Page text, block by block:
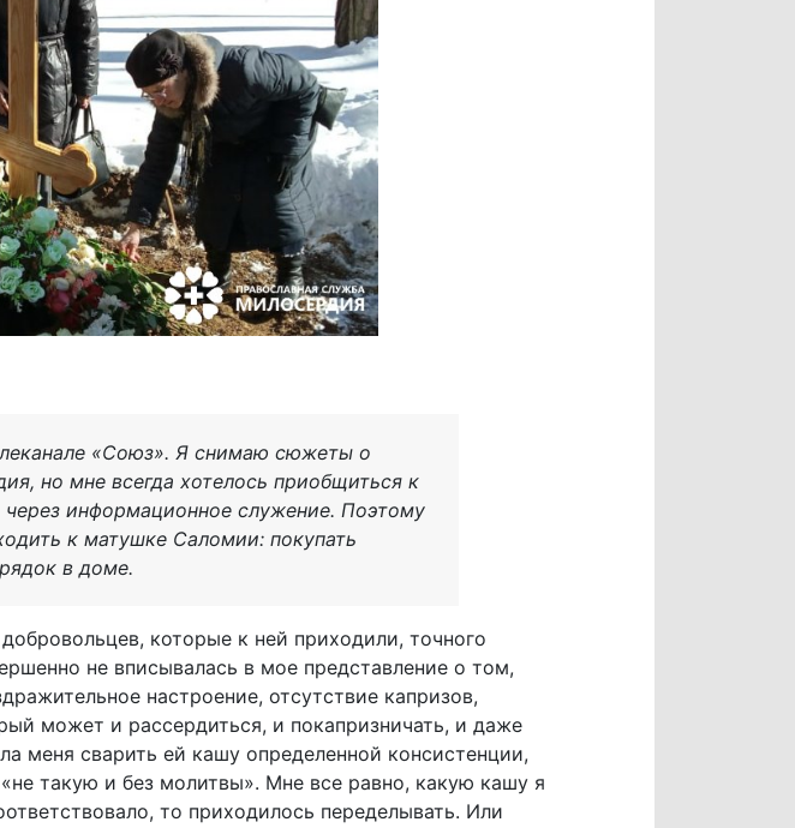
«Союз». Я снимаю сюжеты о
но мне всегда хотелось приобщиться к
информационное служение. Поэтому
к матушке Саломии: покупать
в доме.
которые к ней приходили, точного
не вписывалась в мое представление о том,
настроение, отсутствие капризов,
может и рассердиться, и покапризничать, и даже
меня сварить ей кашу определенной консистенции,
такую и без молитвы». Мне все равно, какую кашу я
то приходилось переделывать. Или